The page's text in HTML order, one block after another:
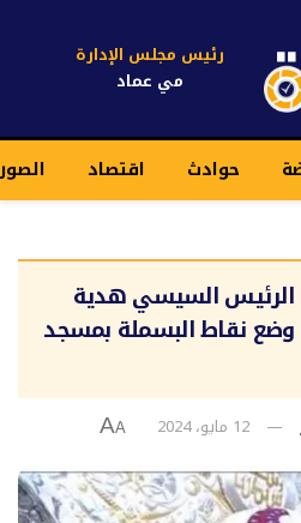
رئيس مجلس الإدارة
مي عماد
حوادث اقتصاد
السيسي هدية
نقاط البسملة بمسجد
12 مايو، 2024 A
A